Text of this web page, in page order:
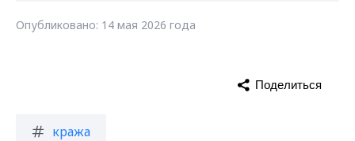
Опубликовано: 14 мая 2026 года
кража
Поделиться